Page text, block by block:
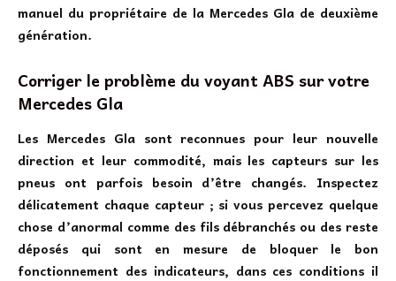
manuel du propriétaire de la Mercedes Gla de deuxième
génération.
Corriger le problème du voyant ABS sur votre
Mercedes Gla
Les Mercedes Gla sont reconnues pour leur nouvelle
direction et leur commodité, mais les capteurs sur les
pneus ont parfois besoin d’être changés. Inspectez
délicatement chaque capteur ; si vous percevez quelque
chose d’anormal comme des fils débranchés ou des reste
déposés qui sont en mesure de bloquer le bon
fonctionnement des indicateurs, dans ces conditions il